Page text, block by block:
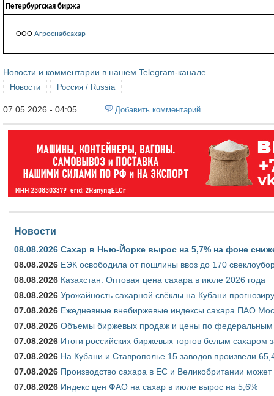
Петербургская биржа
ООО Агроснабсахар
Новости и комментарии в нашем Telegram-канале
Новости Россия / Russia
07.05.2026 - 04:05 Добавить комментарий
Новости
08.08.2026 Сахар в Нью-Йорке вырос на 5,7% на фоне
08.08.2026 ЕЭК освободила от пошлины ввоз до 170
08.08.2026 Казахстан: Оптовая цена сахара в июле 2026 года
08.08.2026 Урожайность сахарной свёклы на Кубани
07.08.2026 Ежедневные внебиржевые индексы сахара ПАО
07.08.2026 Объемы биржевых продаж и цены по федеральным
07.08.2026 Итоги российских биржевых торгов белым сахаром
07.08.2026 На Кубани и Ставрополье 15 заводов произвели
07.08.2026 Производство сахара в ЕС и Великобритании
07.08.2026 Индекс цен ФАО на сахар в июле вырос на 5,6%